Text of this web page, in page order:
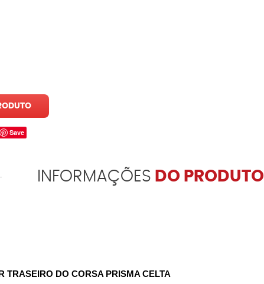
Save
INFORMAÇÕES DO PRODUTO
TRASEIRO DO CORSA PRISMA CELTA